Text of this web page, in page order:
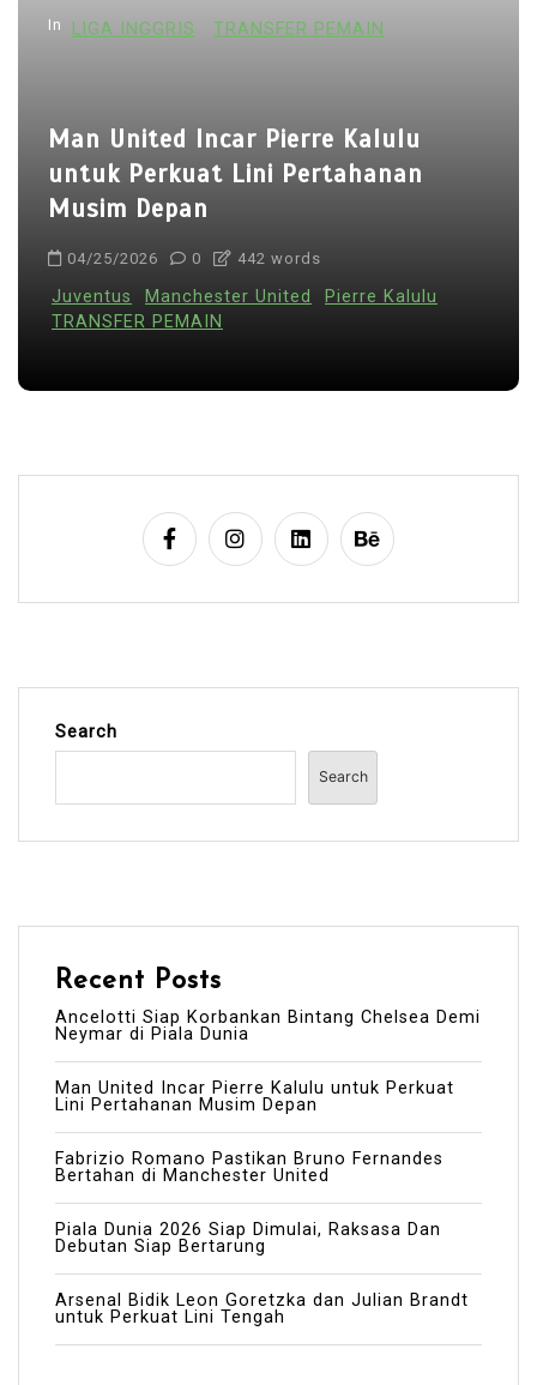
In LIGA INGGRIS TRANSFER PEMAIN
Man United Incar Pierre Kalulu
untuk Perkuat Lini Pertahanan
Musim Depan
04/25/2026 0 442 words
Juventus Manchester United
Pierre Kalulu
TRANSFER PEMAIN
Search
Search
Recent Posts
Ancelotti Siap Korbankan Bintang Chelsea Demi
Neymar di Piala Dunia
Man United Incar Pierre Kalulu untuk Perkuat
Lini Pertahanan Musim Depan
Fabrizio Romano Pastikan Bruno Fernandes
Bertahan di Manchester United
Piala Dunia 2026 Siap Dimulai, Raksasa Dan
Debutan Siap Bertarung
Arsenal Bidik Leon Goretzka dan Julian Brandt
untuk Perkuat Lini Tengah